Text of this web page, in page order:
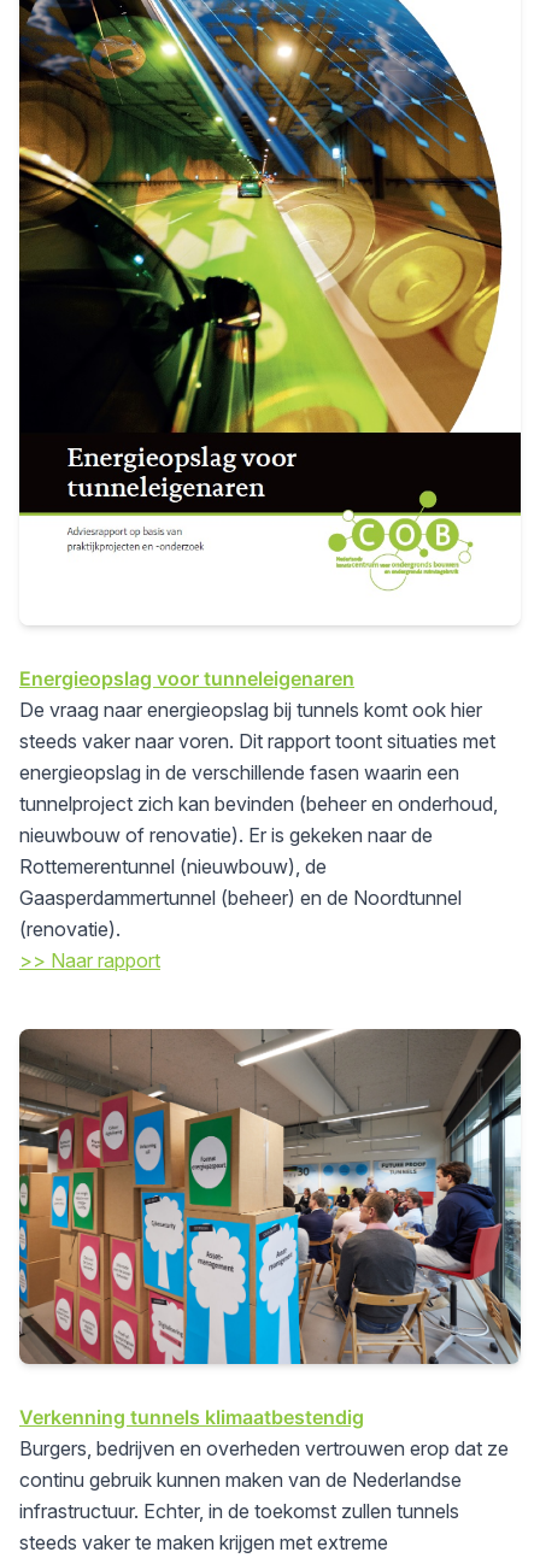
Energieopslag voor tunneleigenaren
De vraag naar energieopslag bij tunnels komt ook hier
steeds vaker naar voren. Dit rapport toont situaties met
energieopslag in de verschillende fasen waarin een
tunnelproject zich kan bevinden (beheer en onderhoud,
nieuwbouw of renovatie). Er is gekeken naar de
Rottemerentunnel (nieuwbouw), de
Gaasperdammertunnel (beheer) en de Noordtunnel
(renovatie).
>> Naar rapport
Verkenning tunnels klimaatbestendig
Burgers, bedrijven en overheden vertrouwen erop dat ze
continu gebruik kunnen maken van de Nederlandse
infrastructuur. Echter, in de toekomst zullen tunnels
steeds vaker te maken krijgen met extreme